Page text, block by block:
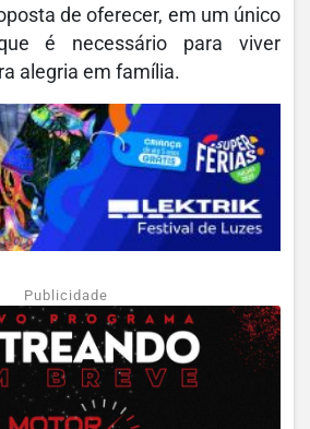
de oferecer, em um único
é necessário para viver
alegria em família.
Publicidade